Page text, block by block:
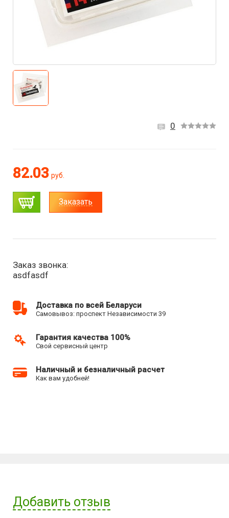
0
82.03 руб.
Заказать
Заказ звонка:
asdfasdf
Доставка по всей Беларуси
Самовывоз: проспект Независимости 39
Гарантия качества 100%
Свой сервисный центр
Наличный и безналичный расчет
Как вам удобней!
Добавить отзыв